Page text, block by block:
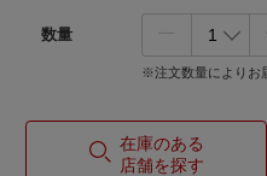
数量
※注文数量によりお
在庫のある
店舗を探す